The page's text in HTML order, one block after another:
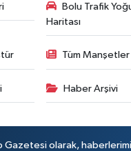
Bolu Trafik
Haritası
Tüm Manşetler
Haber Arşivi
Gazetesi olarak,